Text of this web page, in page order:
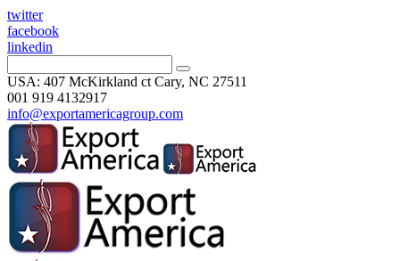
twitter
facebook
linkedin
USA: 407 McKirkland ct Cary, NC 27511
001 919 4132917
info@exportamericagroup.com